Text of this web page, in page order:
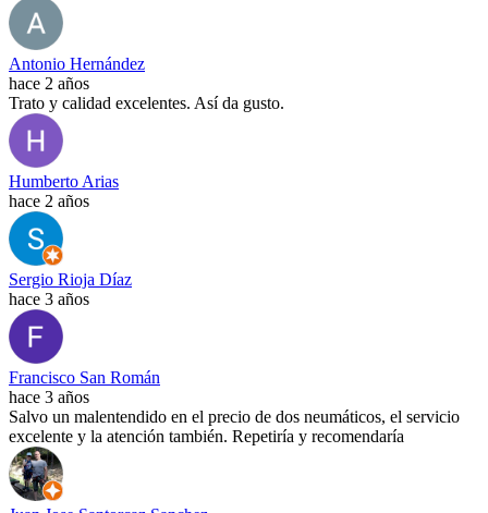
Antonio Hernández
hace 2 años
Trato y calidad excelentes. Así da gusto.
Humberto Arias
hace 2 años
Sergio Rioja Díaz
hace 3 años
Francisco San Román
hace 3 años
Salvo un malentendido en el precio de dos neumáticos, el servicio
excelente y la atención también. Repetiría y recomendaría